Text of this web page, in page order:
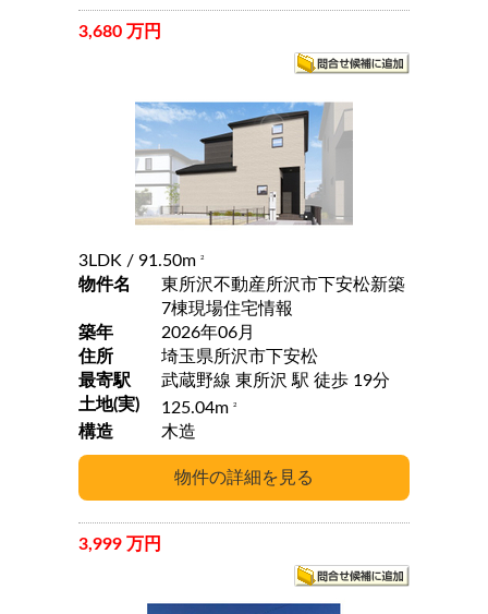
3,680 万円
3LDK / 91.50m 2
物件名
東所沢不動産所沢市下安松新築
7棟現場住宅情報
築年
2026年06月
住所
埼玉県所沢市下安松
最寄駅
武蔵野線 東所沢 駅 徒歩 19分
土地(実)
125.04m 2
構造 木造
3,999 万円